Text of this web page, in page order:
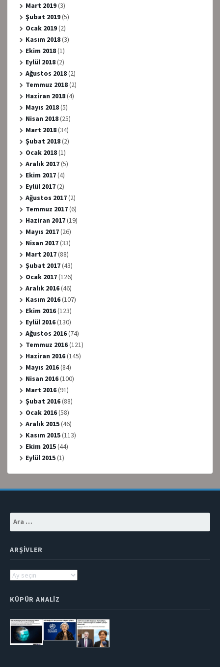
Mart 2019(3)
Şubat 2019(5)
Ocak 2019(2)
Kasım 2018(3)
Ekim 2018(1)
Eylül 2018(2)
Ağustos 2018(2)
Temmuz 2018(2)
Haziran 2018(4)
Mayıs 2018(5)
Nisan 2018(25)
Mart 2018(34)
Şubat 2018(2)
Ocak 2018(1)
Aralık 2017(5)
Ekim 2017(4)
Eylül 2017(2)
Ağustos 2017(2)
Temmuz 2017(6)
Haziran 2017(19)
Mayıs 2017(26)
Nisan 2017(33)
Mart 2017(88)
Şubat 2017(43)
Ocak 2017(126)
Aralık 2016(46)
Kasım 2016(107)
Ekim 2016(123)
Eylül 2016(130)
Ağustos 2016(74)
Temmuz 2016(121)
Haziran 2016(145)
Mayıs 2016(84)
Nisan 2016(100)
Mart 2016(91)
Şubat 2016(88)
Ocak 2016(58)
Aralık 2015(46)
Kasım 2015(113)
Ekim 2015(44)
Eylül 2015(1)
Arama:
ARŞIVLER
Arşivler
KÜPÜR ANALIZ